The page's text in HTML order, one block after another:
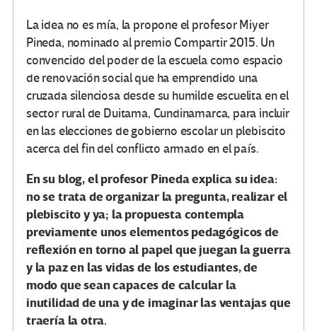
La idea no es mía, la propone el profesor Miyer
Pineda, nominado al premio Compartir 2015. Un
convencido del poder de la escuela como espacio
de renovación social que ha emprendido una
cruzada silenciosa desde su humilde escuelita en el
sector rural de Duitama, Cundinamarca, para incluir
en las elecciones de gobierno escolar un plebiscito
acerca del fin del conflicto armado en el país.
En su blog, el profesor Pineda explica su idea:
no se trata de organizar la pregunta, realizar el
plebiscito y ya; la propuesta contempla
previamente unos elementos pedagógicos de
reflexión en torno al papel que juegan la guerra
y la paz en las vidas de los estudiantes, de
modo que sean capaces de calcular la
inutilidad de una y de imaginar las ventajas que
traería la otra.